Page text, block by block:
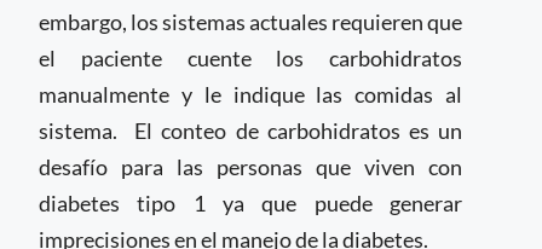
embargo, los sistemas actuales requieren que
el paciente cuente los carbohidratos
manualmente y le indique las comidas al
sistema. El conteo de carbohidratos es un
desafío para las personas que viven con
diabetes tipo 1 ya que puede generar
imprecisiones en el manejo de la diabetes.